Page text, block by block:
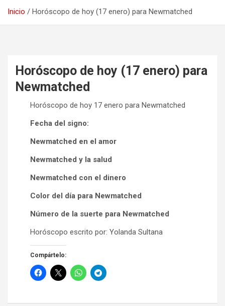
Inicio Horóscopo de hoy (17 enero) para Newmatched
Horóscopo de hoy (17 enero) para
Newmatched
Horóscopo de hoy 17 enero para Newmatched
Fecha del signo:
Newmatched en el amor
Newmatched y la salud
Newmatched con el dinero
Color del día para Newmatched
Número de la suerte para Newmatched
Horóscopo escrito por: Yolanda Sultana
Compártelo: